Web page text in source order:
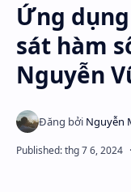
Ứng
sát hàm
Nguyễn